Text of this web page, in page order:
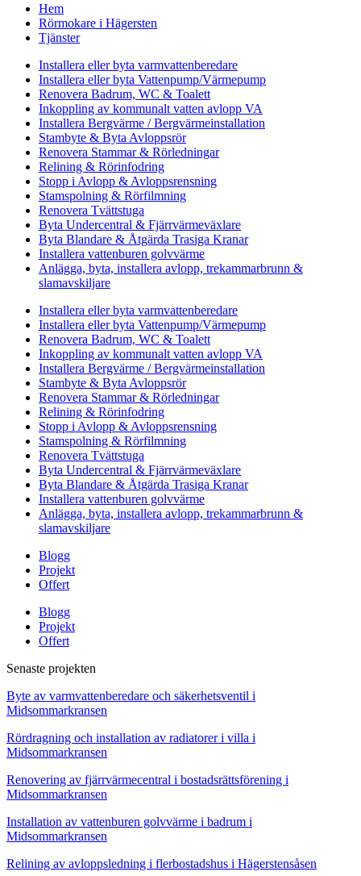
Hem
Rörmokare i Hägersten
Tjänster
Installera eller byta varmvattenberedare
Installera eller byta Vattenpump/Värmepump
Renovera Badrum, WC & Toalett
Inkoppling av kommunalt vatten avlopp VA
Installera Bergvärme / Bergvärmeinstallation
Stambyte & Byta Avloppsrör
Renovera Stammar & Rörledningar
Relining & Rörinfodring
Stopp i Avlopp & Avloppsrensning
Stamspolning & Rörfilmning
Renovera Tvättstuga
Byta Undercentral & Fjärrvärmeväxlare
Byta Blandare & Åtgärda Trasiga Kranar
Installera vattenburen golvvärme
Anlägga, byta, installera avlopp, trekammarbrunn &
slamavskiljare
Installera eller byta varmvattenberedare
Installera eller byta Vattenpump/Värmepump
Renovera Badrum, WC & Toalett
Inkoppling av kommunalt vatten avlopp VA
Installera Bergvärme / Bergvärmeinstallation
Stambyte & Byta Avloppsrör
Renovera Stammar & Rörledningar
Relining & Rörinfodring
Stopp i Avlopp & Avloppsrensning
Stamspolning & Rörfilmning
Renovera Tvättstuga
Byta Undercentral & Fjärrvärmeväxlare
Byta Blandare & Åtgärda Trasiga Kranar
Installera vattenburen golvvärme
Anlägga, byta, installera avlopp, trekammarbrunn &
slamavskiljare
Blogg
Projekt
Offert
Blogg
Projekt
Offert
Senaste projekten
Byte av varmvattenberedare och säkerhetsventil i
Midsommarkransen
Rördragning och installation av radiatorer i villa i
Midsommarkransen
Renovering av fjärrvärmecentral i bostadsrättsförening i
Midsommarkransen
Installation av vattenburen golvvärme i badrum i
Midsommarkransen
Relining av avloppsledning i flerbostadshus i Hägerstensåsen